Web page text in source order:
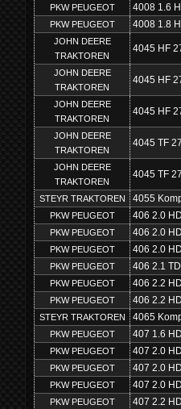
PKW PEUGEOT 4008 1.6
PKW PEUGEOT 4008 1.8
JOHN DEERE
TRAKTOREN
4045 HF
JOHN DEERE
TRAKTOREN
4045 HF
JOHN DEERE
TRAKTOREN
4045 HF
JOHN DEERE
TRAKTOREN
4045 TF
JOHN DEERE
TRAKTOREN
4045 TF
STEYR TRAKTOREN 4055
PKW PEUGEOT 406 2.0
PKW PEUGEOT 406 2.0
PKW PEUGEOT 406 2.0
PKW PEUGEOT 406 2.1
PKW PEUGEOT 406 2.2
PKW PEUGEOT 406 2.2
STEYR TRAKTOREN 4065
PKW PEUGEOT 407 1.6
PKW PEUGEOT 407 2.0
PKW PEUGEOT 407 2.0
PKW PEUGEOT 407 2.0
PKW PEUGEOT 407 2.2